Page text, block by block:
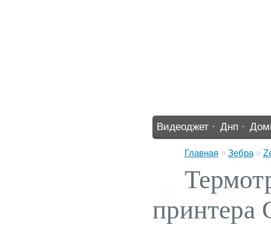
Видеоджет · Днп ·
Главная » Зебра »
принтера